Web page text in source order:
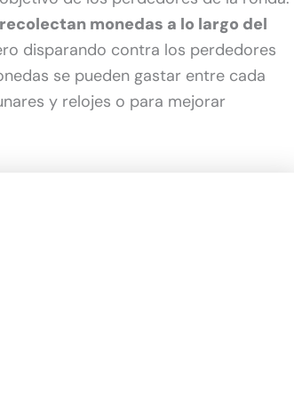
recolectan monedas a lo largo del
disparando contra los perdedores
se pueden gastar entre cada
y relojes o para mejorar